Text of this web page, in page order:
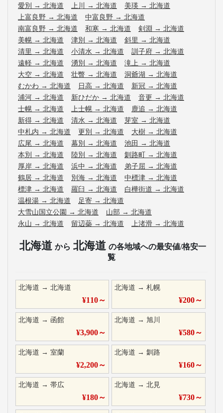
愛別 → 北海道 上川 → 北海道 美瑛 → 北海道
上富良野 → 北海道 中富良野 → 北海道
南富良野 → 北海道 和寒 → 北海道 剣淵 → 北海道
美幌 → 北海道 津別 → 北海道 斜里 → 北海道
清里 → 北海道 小清水 → 北海道 訓子府 → 北海道
遠軽 → 北海道 湧別 → 北海道 滝上 → 北海道
大空 → 北海道 壮瞥 → 北海道 洞爺湖 → 北海道
むかわ → 北海道 日高 → 北海道 新冠 → 北海道
浦河 → 北海道 新ひだか → 北海道 音更 → 北海道
士幌 → 北海道 上士幌 → 北海道 鹿追 → 北海道
新得 → 北海道 清水 → 北海道 芽室 → 北海道
中札内 → 北海道 更別 → 北海道 大樹 → 北海道
広尾 → 北海道 幕別 → 北海道 池田 → 北海道
本別 → 北海道 陸別 → 北海道 釧路町 → 北海道
厚岸 → 北海道 浜中 → 北海道 弟子屈 → 北海道
鶴居 → 北海道 別海 → 北海道 中標津 → 北海道
標津 → 北海道 羅臼 → 北海道 白樺街道 → 北海道
温根湯 → 北海道 足寄 → 北海道
大雪山国立公園 → 北海道 山部 → 北海道
永山 → 北海道 留辺蘂 → 北海道 上渚滑 → 北海道
北海道 から 北海道 の各地域への最安値/格安一
覧
北海道 → 北海道
¥110～
北海道 →札幌
¥200～
北海道 → 函館
¥3,900～
北海道 →旭川
¥580～
北海道 → 室蘭
¥2,200～
北海道 →釧路
¥160～
北海道 → 帯広
¥180～
北海道 →北見
¥730～